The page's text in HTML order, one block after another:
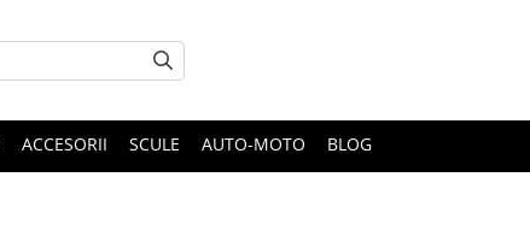
ACCESORII SCULE AUTO-MOTO BLOG